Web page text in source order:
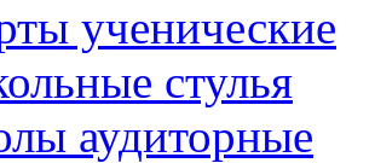
ученические
стулья
аудиторные